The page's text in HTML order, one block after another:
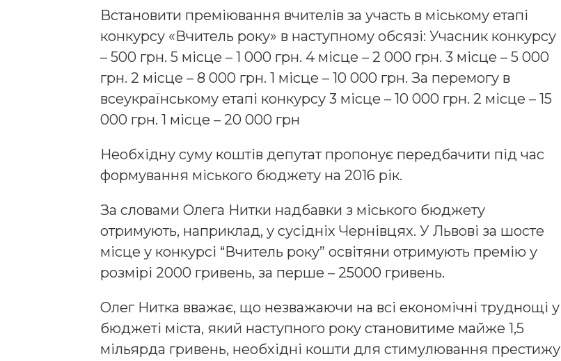
Встановити преміювання вчителів за участь в міському етапі
конкурсу «Вчитель року» в наступному обсязі: Учасник конкурсу
– 500 грн. 5 місце – 1 000 грн. 4 місце – 2 000 грн. 3 місце – 5 000
грн. 2 місце – 8 000 грн. 1 місце – 10 000 грн. За перемогу в
всеукраїнському етапі конкурсу 3 місце – 10 000 грн. 2 місце – 15
000 грн. 1 місце – 20 000 грн
Необхідну суму коштів депутат пропонує передбачити під час
формування міського бюджету на 2016 рік.
За словами Олега Нитки надбавки з міського бюджету
отримують, наприклад, у сусідніх Чернівцях. У Львові за шосте
місце у конкурсі “Вчитель року” освітяни отримують премію у
розмірі 2000 гривень, за перше – 25000 гривень.
Олег Нитка вважає, що незважаючи на всі економічні труднощі у
бюджеті міста, який наступного року становитиме майже 1,5
мільярда гривень, необхідні кошти для стимулювання престижу